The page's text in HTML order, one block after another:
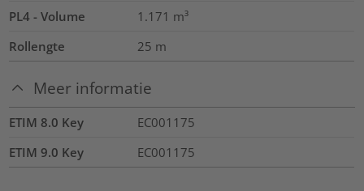
PL4 - Volume
1.171 m³
Rollengte
25 m
Meer informatie
ETIM 8.0 Key
EC001175
ETIM 9.0 Key
EC001175